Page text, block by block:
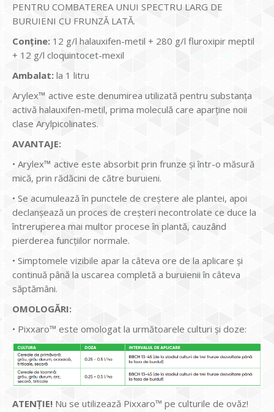
PENTRU COMBATEREA UNUI SPECTRU LARG DE
BURUIENI CU FRUNZĂ LATĂ.
Conține: 12 g/l halauxifen-metil + 280 g/l fluroxipir meptil
+ 12 g/l cloquintocet-mexil
Ambalat: la 1 litru
Arylex™ active este denumirea utilizată pentru substanţa
activă halauxifen-metil, prima moleculă care aparține noii
clase Arylpicolinates.
AVANTAJE:
• Arylex™ active este absorbit prin frunze și într-o măsură
mică, prin rădăcini de către buruieni.
• Se acumulează în punctele de creștere ale plantei, apoi
declanșează un proces de creșteri necontrolate ce duce la
întreruperea mai multor procese în plantă, cauzând
pierderea funcțiilor normale.
• Simptomele vizibile apar la câteva ore de la aplicare și
continuă până la uscarea completă a buruienii în câteva
săptămâni.
OMOLOGĂRI:
• Pixxaro™ este omologat la următoarele culturi și doze:
ATENȚIE! Nu se utilizează Pixxaro™ pe culturile de ovăz!